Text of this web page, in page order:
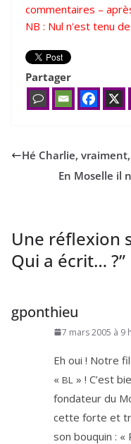
commentaires –
NB : Nul n'est tenu
Partager
Hé Charlie,
En Moselle il
Une réflexion
Qui a écrit… ?”
gponthieu
7 mars 2005 à 9
Eh oui ! Notre
« BL » ! C’est
fon­da­teur du
cette forte et
son bou­quin :